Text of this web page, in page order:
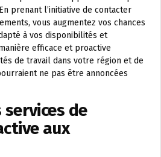
prenant l’initiative de contacter
vous augmentez vos chances
à vos disponibilités et
efficace et proactive
de travail dans votre région et de
ne pas être annoncées
de
aux